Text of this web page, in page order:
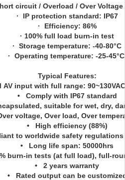
circuit / Overload / Over Voltage
· IP protection standard: IP67
· Efficiency: 86%
· 100% full load burn-in test
· Storage temperature: -40-80°C
· Operating temperature: -25-
Typical Features:
input with full range: 90~130VAC
• Comply with IP67 standard
suitable for wet, dry,
voltage, Over load, Over
• High efficiency (88%)
to worldwide safety
• Long life span: 50000hrs
burn-in tests (at full load), full-
• 2 years warranty
• Rated output can be